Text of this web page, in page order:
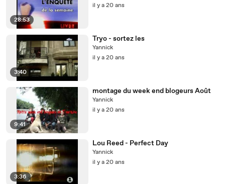
28:53
il y a 20 ans
3:40
Tryo - sortez les
Yannick
il y a 20 ans
9:41
montage du week end blogeurs Août
Yannick
il y a 20 ans
3:36
Lou Reed - Perfect Day
Yannick
il y a 20 ans